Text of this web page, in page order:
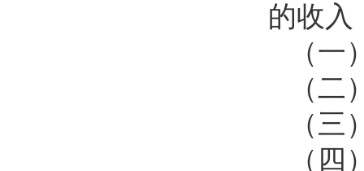
的收入
（
（
（
（